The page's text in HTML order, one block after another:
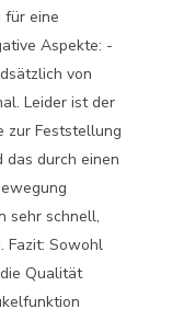
für eine
Aspekte: -
von
Leider ist der
zur Feststellung
durch einen
sehr schnell,
Fazit: Sowohl
Qualität